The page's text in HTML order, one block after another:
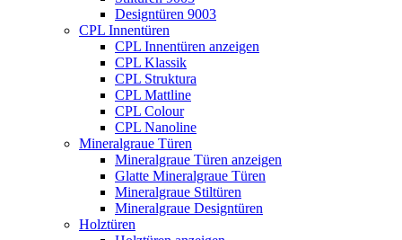
Designtüren 9003
CPL Innentüren
CPL Innentüren anzeigen
CPL Klassik
CPL Struktura
CPL Mattline
CPL Colour
CPL Nanoline
Mineralgraue Türen
Mineralgraue Türen anzeigen
Glatte Mineralgraue Türen
Mineralgraue Stiltüren
Mineralgraue Designtüren
Holztüren